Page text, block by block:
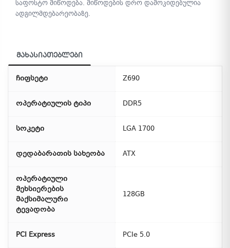
საფოსტო მიწოდება. მიწოდების დრო დამოკიდებულია
ადგილმდებარეობაზე.
მახასიათებლები
ჩიფსეტი Z690
ოპერატიულის ტიპი DDR5
სოკეტი LGA 1700
დედაბარათის სახეობა ATX
ოპერატიული
მეხსიერების
მაქსიმალური
ტევადობა
128GB
PCI Express PCIe 5.0